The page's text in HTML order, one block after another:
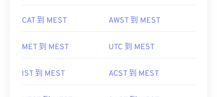
CAT 到 MEST AWST 到 MEST
MET 到 MEST UTC 到 MEST
IST 到 MEST ACST 到 MEST